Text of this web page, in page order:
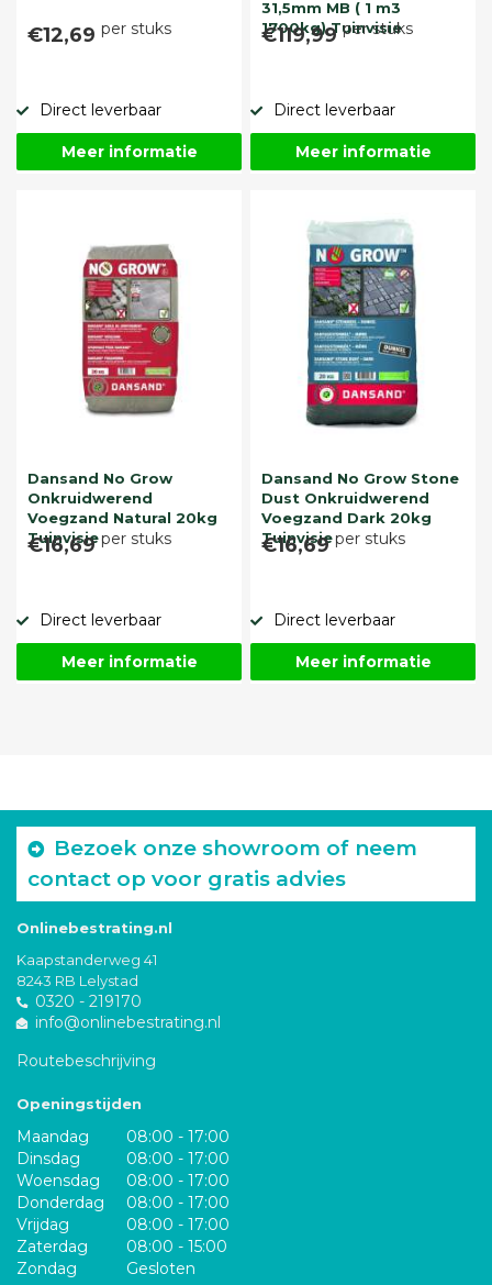
€12,69 per stuks
Direct leverbaar
Meer informatie
31,5mm MB ( 1 m3
1700kg) Tuinvisie
€119,99 per stuks
Direct leverbaar
Meer informatie
Dansand No Grow
Onkruidwerend
Voegzand Natural 20kg
Tuinvisie
€16,69per stuks
Direct leverbaar
Meer informatie
Dansand No Grow Stone
Dust Onkruidwerend
Voegzand Dark 20kg
Tuinvisie
€16,69per stuks
Direct leverbaar
Meer informatie
Bezoek onze showroom of neem
contact op voor gratis advies
Onlinebestrating.nl
Kaapstanderweg 41
8243 RB Lelystad
0320 - 219170
info@onlinebestrating.nl
Routebeschrijving
Openingstijden
Maandag
08:00 - 17:00
Dinsdag
08:00 - 17:00
Woensdag
08:00 - 17:00
Donderdag
08:00 - 17:00
Vrijdag
08:00 - 17:00
Zaterdag
08:00 - 15:00
Zondag
Gesloten